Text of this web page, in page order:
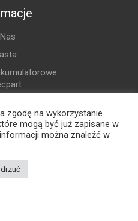
pytania (FAQ)
zgodę na wykorzystanie
mogą być już zapisane w
można znaleźć w